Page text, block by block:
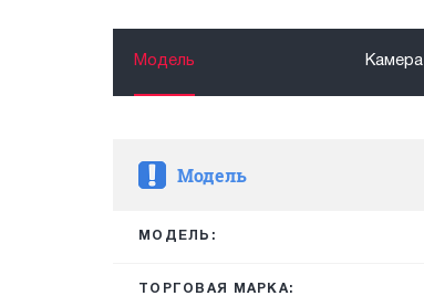
Модель Камера
Модель
МОДЕЛЬ:
ТОРГОВАЯ МАРКА: